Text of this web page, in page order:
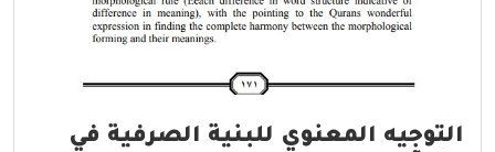
التوجيه المعنوي للبنية الصرفية في